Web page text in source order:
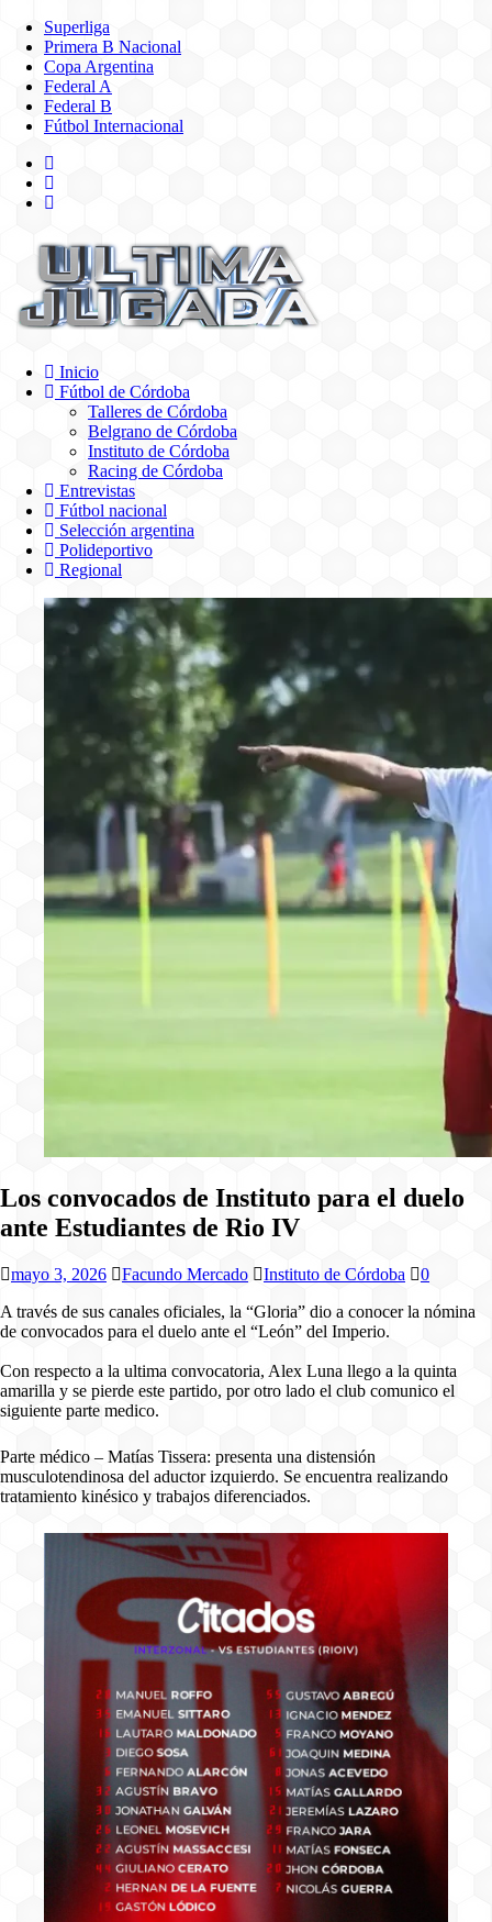
Superliga
Primera B Nacional
Copa Argentina
Federal A
Federal B
Fútbol Internacional
Inicio
Fútbol de Córdoba
Talleres de Córdoba
Belgrano de Córdoba
Instituto de Córdoba
Racing de Córdoba
Entrevistas
Fútbol nacional
Selección argentina
Polideportivo
Regional
Los convocados de Instituto para el duelo
ante Estudiantes de Rio IV
mayo 3, 2026 Facundo Mercado Instituto de Córdoba
0
A través de sus canales oficiales, la “Gloria” dio a conocer la nómina
de convocados para el duelo ante el “León” del Imperio.
Con respecto a la ultima convocatoria, Alex Luna llego a la quinta
amarilla y se pierde este partido, por otro lado el club comunico el
siguiente parte medico.
Parte médico – Matías Tissera: presenta una distensión
musculotendinosa del aductor izquierdo. Se encuentra realizando
tratamiento kinésico y trabajos diferenciados.